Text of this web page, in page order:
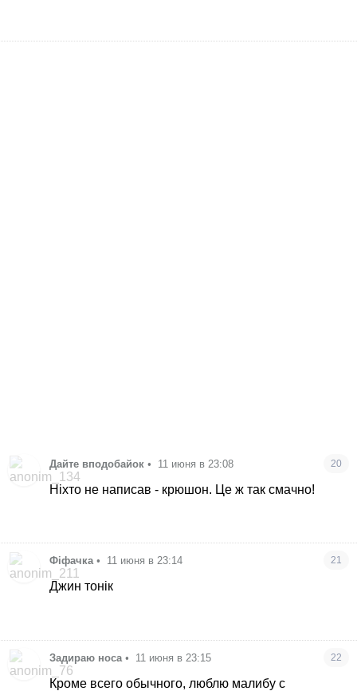
Дайте вподобайок • 11 июня в 23:08 20
Ніхто не написав - крюшон. Це ж так смачно!
Фіфачка • 11 июня в 23:14 21
Джин тонік
Задираю носа • 11 июня в 23:15 22
Кроме всего обычного, люблю малибу с